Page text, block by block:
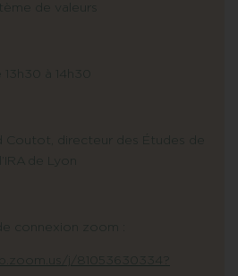
de valeurs
13h30 à 14h30
Coutot, directeur des Études de
l’IRA de Lyon
connexion zoom :
j/81053630334?